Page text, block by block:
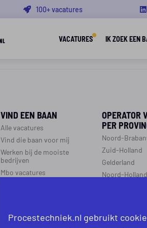
100+ vacatures
VACATURES IK ZOEK EEN
VIND EEN BAAN
Alle vacatures
Vind die baan voor mij
Werken bij de mooiste
bedrijven
Mbo vacatures
Over de procestechniek
OPERATOR
PER
Noord-
Zuid-Holland
Gelderland
Noord-Holland
Limburg
Procestechniek.nl gebruikt